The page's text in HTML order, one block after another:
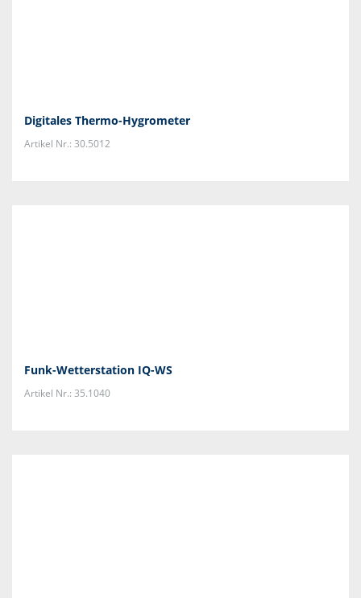
Digitales Thermo-Hygrometer
Artikel Nr.: 30.5012
Funk-Wetterstation IQ-WS
Artikel Nr.: 35.1040